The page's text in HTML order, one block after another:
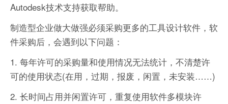
Autodesk技术支持获取帮助。
制造型企业做大做强必须采购更多的工具设计软件，软
件采购后，会遇到以下问题：
1. 每年许可的采购量和使用情况无法统计，不清楚许
可的使用状态(在用，过期，报废，闲置，未安装……)
2. 长时间占用并闲置许可，重复使用软件多模块许